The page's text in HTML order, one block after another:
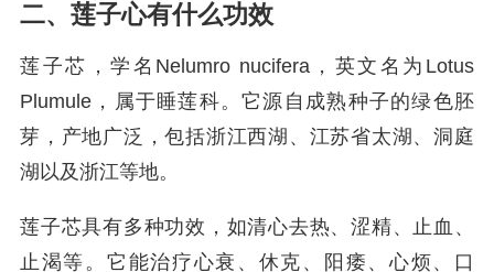
二、莲子心有什么功效
莲子芯，学名Nelumro nucifera，英文名为Lotus
Plumule，属于睡莲科。它源自成熟种子的绿色胚
芽，产地广泛，包括浙江西湖、江苏省太湖、洞庭
湖以及浙江等地。
莲子芯具有多种功效，如清心去热、涩精、止血、
止渴等。它能治疗心衰、休克、阳痿、心烦、口